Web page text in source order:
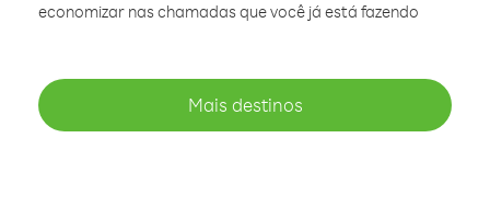
economizar nas chamadas que você já está fazendo
Mais destinos